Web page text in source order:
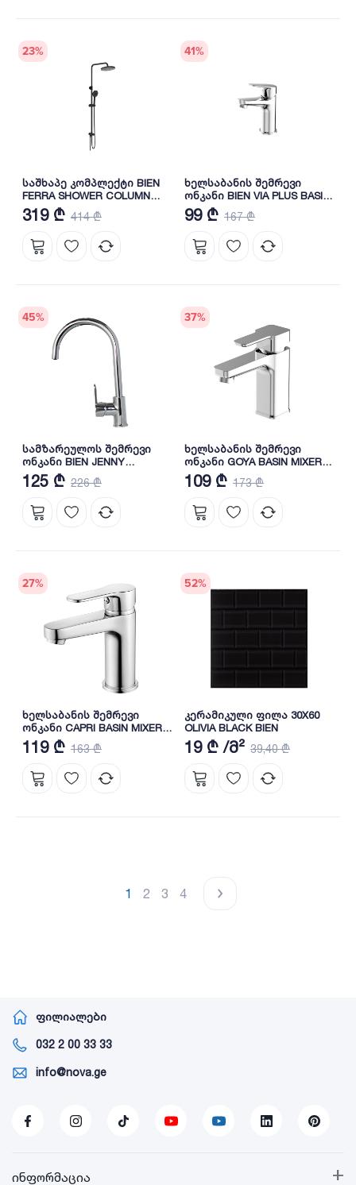
23%
საშხაპე კომპლექტი BIEN
FERRA SHOWER COLUMN
(BD44029505)
319 ₾ 414 ₾
41%
ხელსაბანის შემრევი
ონკანი BIEN VIA PLUS BASIN
MIXER BL11043101
99 ₾ 167 ₾
45%
სამზარეულოს შემრევი
ონკანი BIEN JENNY
BE11050105
125 ₾ 226 ₾
37%
ხელსაბანის შემრევი
ონკანი GOYA BASIN MIXER
BL11062101 BIEN
109 ₾ 173 ₾
27%
ხელსაბანის შემრევი
ონკანი CAPRI BASIN MIXER
BL11042101 BIEN
119 ₾ 163 ₾
52%
კერამიკული ფილა 30X60
OLIVIA BLACK BIEN
19 ₾ /მ² 39,40 ₾
1 2 3 4
ფილიალები
032 2 00 33 33
info@nova.ge
+
ინფორმაცია